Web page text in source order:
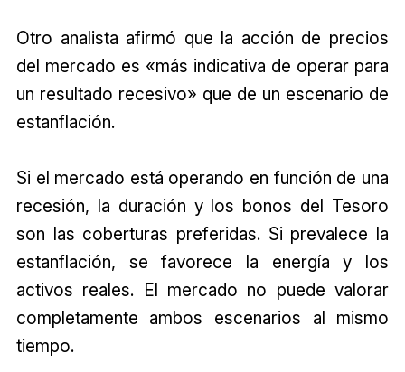
Otro analista afirmó que la acción de precios
del mercado es «más indicativa de operar para
un resultado recesivo» que de un escenario de
estanflación.
Si el mercado está operando en función de una
recesión, la duración y los bonos del Tesoro
son las coberturas preferidas. Si prevalece la
estanflación, se favorece la energía y los
activos reales. El mercado no puede valorar
completamente ambos escenarios al mismo
tiempo.